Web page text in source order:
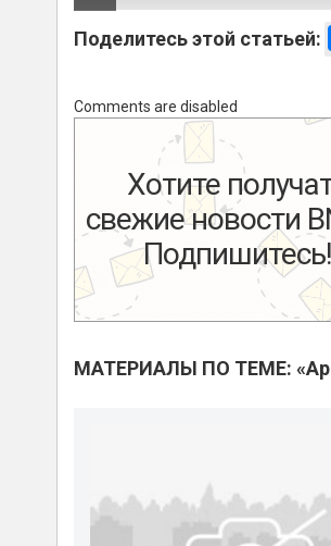
Поделитесь этой статьей:
Comments are disabled
Хотите
свежие новости
Подпишитесь!
МАТЕРИАЛЫ ПО ТЕМЕ: